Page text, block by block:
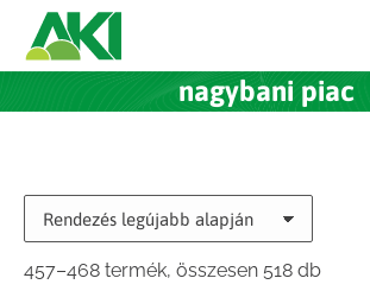
nagybani piac
457–468 termék, összesen 518 dbSorted